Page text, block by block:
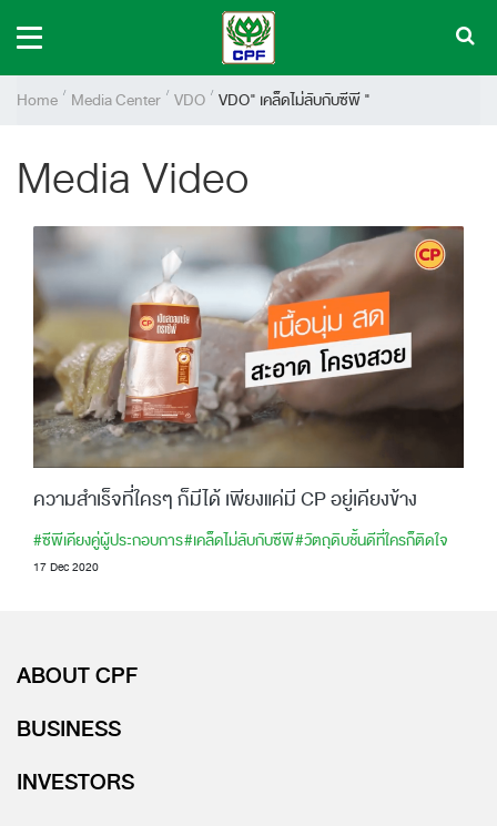
Home Media Center VDO VDO" เคล็ดไม่ลับกับซีพี "
Media Video
ความสำเร็จที่ใครๆ ก็มีได้ เพียงแค่มี CP อยู่เคียงข้าง
#ซีพีเคียงคู่ผู้ประกอบการ#เคล็ดไม่ลับกับซีพี#วัตถุดิบชั้นดีที่ใครก็ติดใจ
17 Dec 2020
ABOUT CPF
BUSINESS
INVESTORS